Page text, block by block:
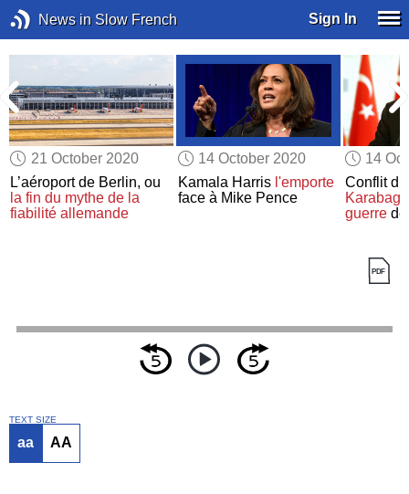
News in Slow French Sign In
21 October 2020
L’aéroport de Berlin, ou
la fin du mythe de la
fiabilité allemande
14 October 2020
Kamala Harris l'emporte
face à Mike Pence
14
Conflit
Karabagh
guerrede
TEXT SIZE
aa AA